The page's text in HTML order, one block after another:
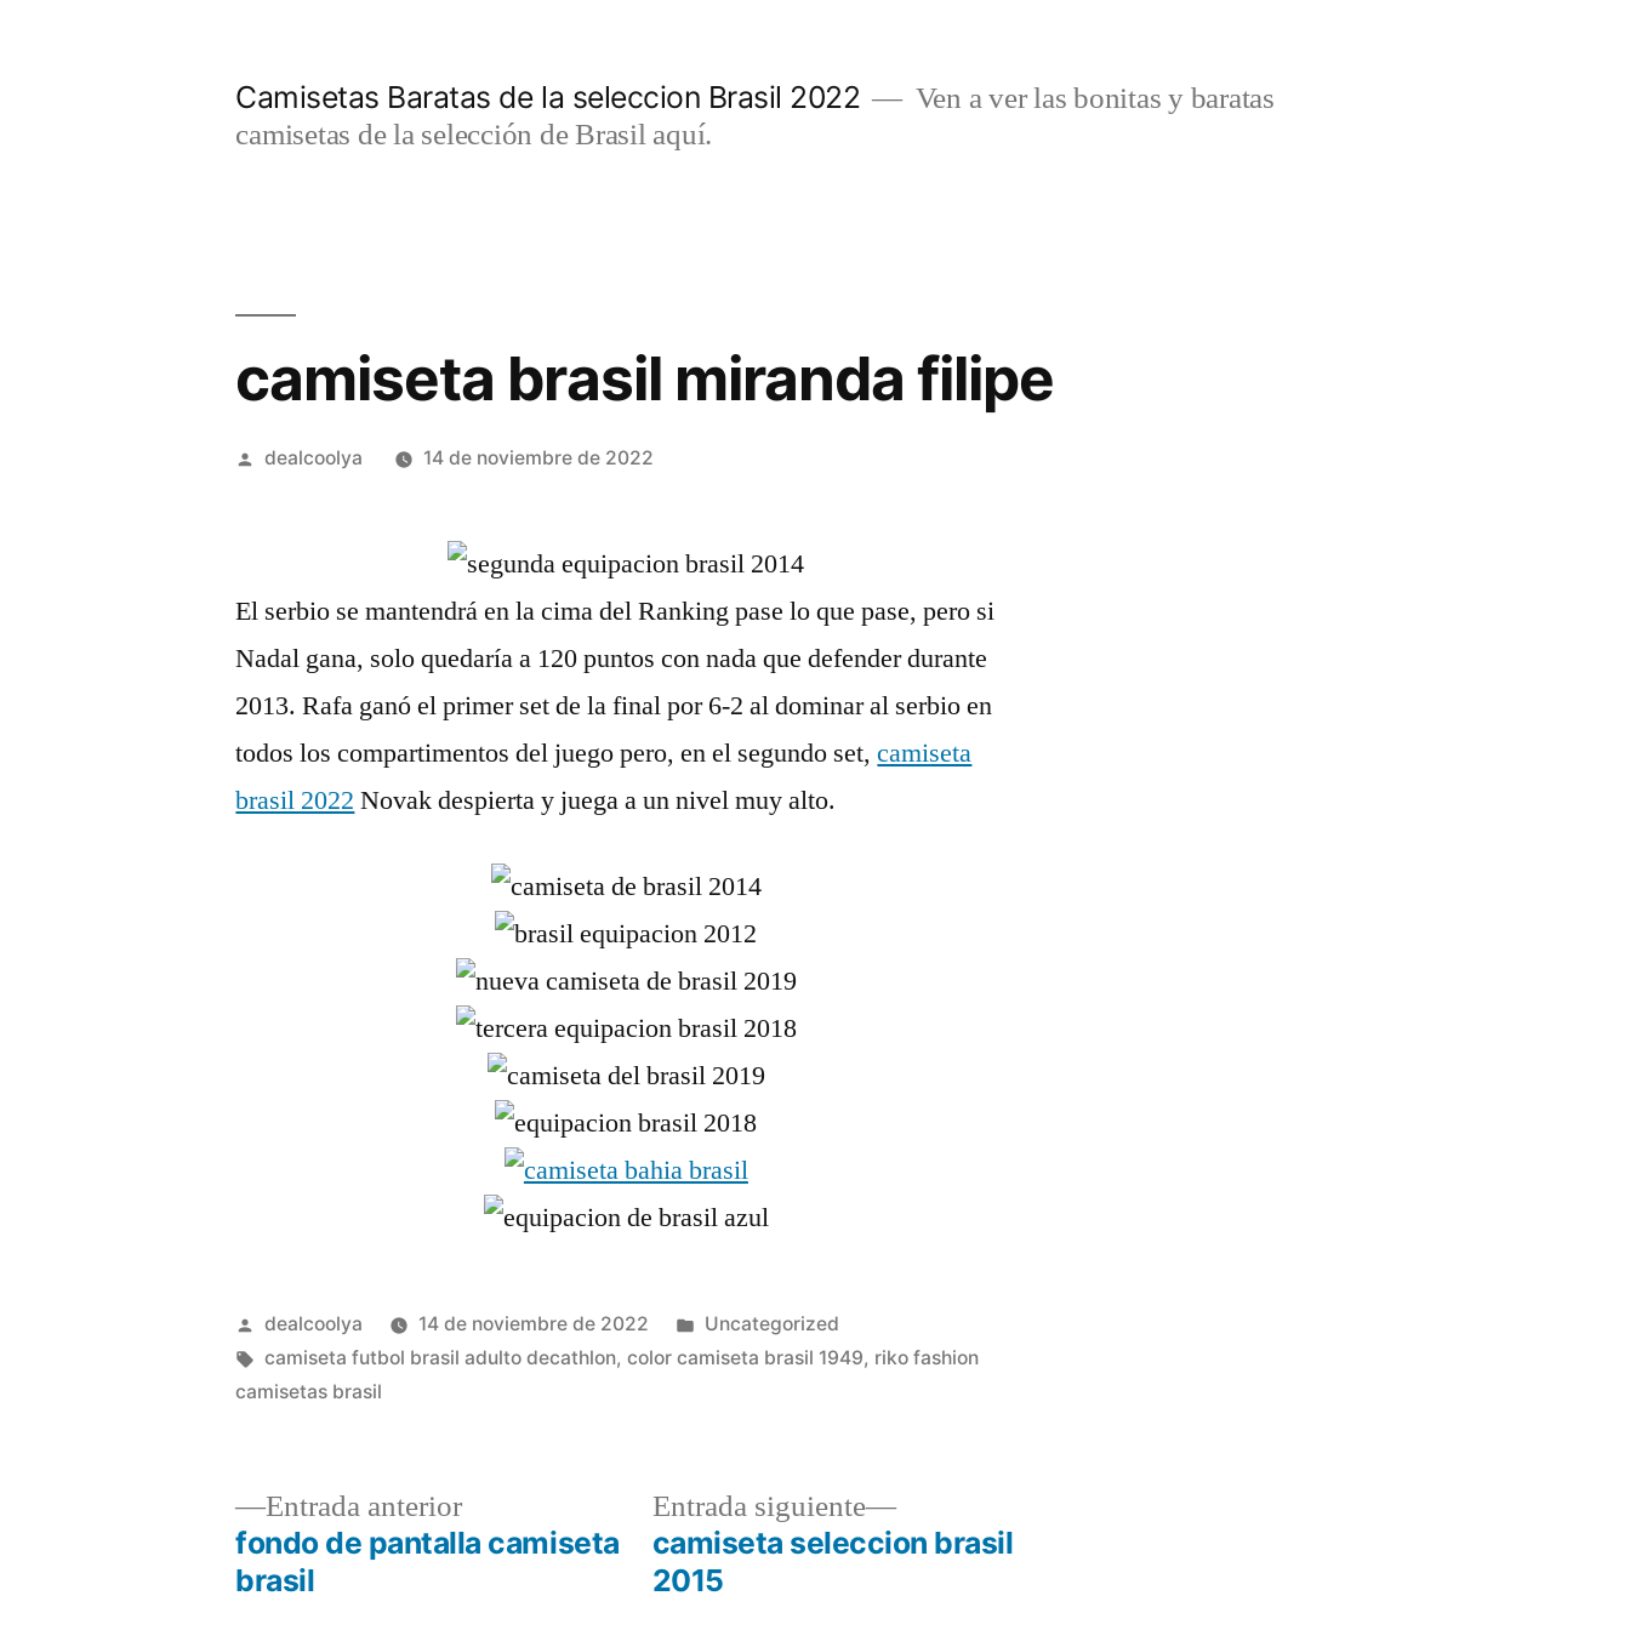
Camisetas Baratas de la seleccion Brasil 2022
Ven a ver las bonitas y baratas
camisetas de la selección de Brasil aquí.
camiseta brasil miranda filipe
Publicado
dealcoolya 14 de noviembre de 2022
El serbio se mantendrá en la cima del Ranking pase lo que pase, pero si
Nadal gana, solo quedaría a 120 puntos con nada que defender durante
2013. Rafa ganó el primer set de la final por 6-2 al dominar al serbio en
todos los compartimentos del juego pero, en el segundo set,camiseta
brasil 2022 Novak despierta y juega a un nivel muy alto.
Publicado
por
dealcoolya 14 de noviembre de 2022
Publicado
en
Uncategorized
Etiquetas:
camiseta futbol brasil adulto decathlon,color camiseta brasil 1949, riko fashion
camisetas brasil
Navegación
Entrada anteriorEntrada
anterior:
fondo de pantalla camiseta
brasil
Entrada siguiente
Entrada
siguiente:
camiseta seleccion brasil
2015